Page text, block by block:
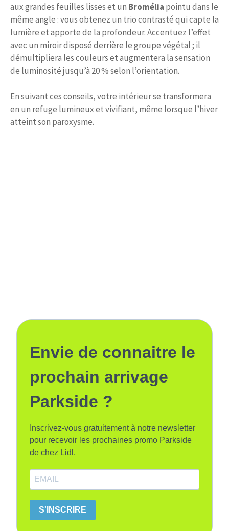
aux grandes feuilles lisses et un Bromélia pointu dans le
même angle : vous obtenez un trio contrasté qui capte la
lumière et apporte de la profondeur. Accentuez l’effet
avec un miroir disposé derrière le groupe végétal ; il
démultipliera les couleurs et augmentera la sensation
de luminosité jusqu’à 20 % selon l’orientation.
En suivant ces conseils, votre intérieur se transformera
en un refuge lumineux et vivifiant, même lorsque l’hiver
atteint son paroxysme.
Envie de connaitre le
prochain arrivage
Parkside ?
Inscrivez-vous gratuitement à notre newsletter
pour recevoir les prochaines promo Parkside
de chez Lidl.
S'INSCRIRE